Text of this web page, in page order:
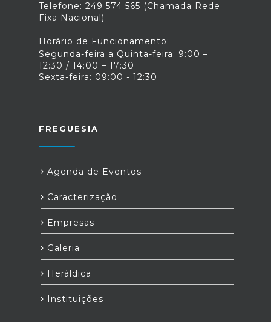
Telefone: 249 574 565 (Chamada Rede
Fixa Nacional)
Horário de Funcionamento:
Segunda-feira a Quinta-feira: 9:00 –
12:30 / 14:00 – 17:30
Sexta-feira: 09:00 - 12:30
FREGUESIA
Agenda de Eventos
Caracterização
Empresas
Galeria
Heráldica
Instituições